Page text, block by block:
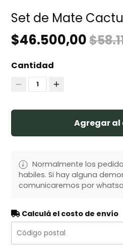
Set de Mate
$46.500,00
Cantidad
1
Agregar
Normalmente los
habiles. Si hay alguna
comunicaremos por
Calculá el costo de envío